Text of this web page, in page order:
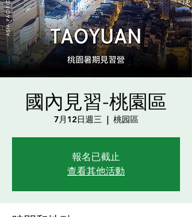
國內見習-桃園區
7月12日週三
  |
桃园區
報名已截止
查看其他活動